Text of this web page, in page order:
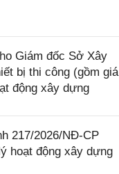
Giám đốc Sở Xây
bị thi công (gồm giá
động xây dựng
217/2026/NĐ-CP
hoạt động xây dựng